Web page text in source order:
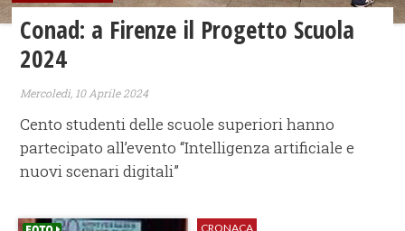
Conad: a Firenze il Progetto Scuola
2024
Mercoledì, 10 Aprile 2024
Cento studenti delle scuole superiori hanno
partecipato all’evento “Intelligenza artificiale e
nuovi scenari digitali”
CRONACA